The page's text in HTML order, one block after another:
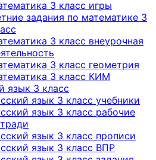
3 класс игры
задания по математике 3
3 класс внеурочная
3 класс геометрия
3 класс КИМ
язык 3 класс
язык 3 класс учебники
язык 3 класс рабочие
язык 3 класс прописи
язык 3 класс ВПР